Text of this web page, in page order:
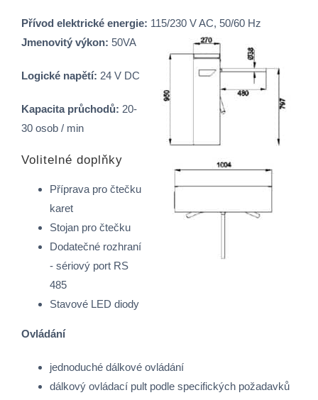
Přívod elektrické energie: 115/230 V AC, 50/60 Hz
Jmenovitý výkon: 50VA
Logické napětí: 24 V DC
Kapacita průchodů: 20-
30 osob / min
Volitelné doplňky
Příprava pro čtečku
karet
Stojan pro čtečku
Dodatečné rozhraní
- sériový port RS
485
Stavové LED diody
Ovládání
jednoduché dálkové ovládání
dálkový ovládací pult podle specifických požadavků